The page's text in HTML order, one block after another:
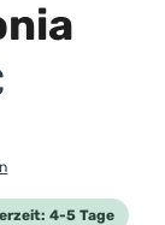
4-5 Tage